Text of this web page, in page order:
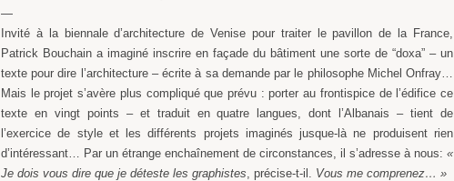
—
Invité à la biennale d’architecture de Venise pour traiter le pavillon de la France,
Patrick Bouchain a imaginé inscrire en façade du bâtiment une sorte de “doxa” – un
texte pour dire l’architecture – écrite à sa demande par le philosophe Michel Onfray…
Mais le projet s’avère plus compliqué que prévu : porter au frontispice de l’édifice ce
texte en vingt points – et traduit en quatre langues, dont l’Albanais – tient de
l’exercice de style et les différents projets imaginés jusque-là ne produisent rien
d’intéressant… Par un étrange enchaînement de circonstances, il s’adresse à nous: «
Je dois vous dire que je déteste les graphistes, précise-t-il. Vous me comprenez… »